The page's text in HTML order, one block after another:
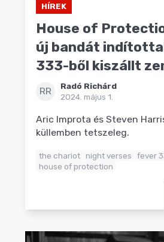
HÍREK
House of
új bandát
333-ből kiszállt
RR
Radó Richárd
2024. május 1.
Aric Improta és Steven
küllemben tetszeleg.
the chariot night verses
fever
house of protection